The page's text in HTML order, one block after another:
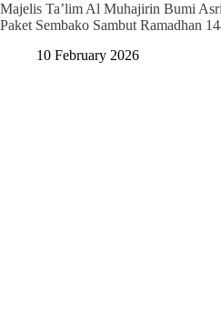
Majelis Ta’lim Al Muhajirin Bumi
Paket Sembako Sambut Ramadhan
10 February 2026